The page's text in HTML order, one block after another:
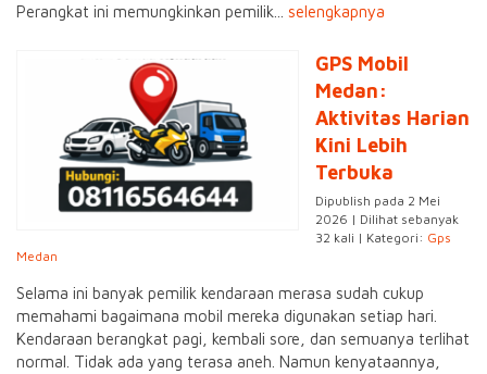
Perangkat ini memungkinkan pemilik... selengkapnya
GPS Mobil
Medan:
Aktivitas Harian
Kini Lebih
Terbuka
Dipublish pada 2 Mei
2026 | Dilihat sebanyak
32 kali | Kategori: Gps
Medan
Selama ini banyak pemilik kendaraan merasa sudah cukup
memahami bagaimana mobil mereka digunakan setiap hari.
Kendaraan berangkat pagi, kembali sore, dan semuanya terlihat
normal. Tidak ada yang terasa aneh. Namun kenyataannya,